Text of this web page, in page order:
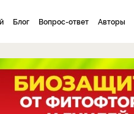
Блог Вопрос-ответ Авторы